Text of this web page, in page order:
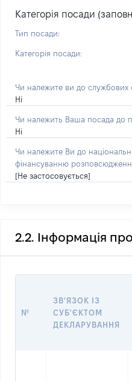
Категорія посади
Тип посади:
Категорія посади:
Чи належите ви до службових
Ні
Чи належить Ваша посада до
Ні
Чи належите Ви до
фінансуванню
[Не застосовується]
2.2. Інформація
№
ЗВ'ЯЗОК ІЗ
СУБ'ЄКТОМ
ДЕКЛАРУВАННЯ